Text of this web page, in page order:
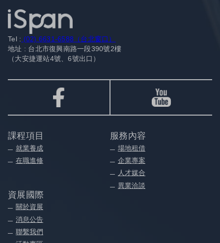
Tel : (02) 6631-6588（台北窗口）
地址 : 台北市復興南路一段390號2樓
（大安捷運站4號、6號出口）
課程項目
就業養成
在職進修
服務內容
場地租借
企業專案
人才媒合
異業洽談
資展國際
關於資展
消息公告
聯繫我們